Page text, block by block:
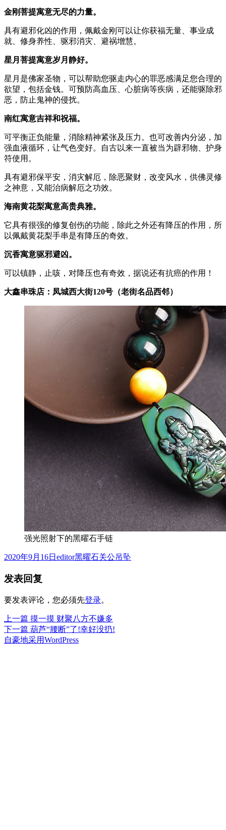
金刚菩提寓意无尽的力量。
具有避邪化凶的作用，佩戴金刚可以让你获福无量、事业成
就、修身养性、驱邪消灾、避祸增慧。
星月菩提寓意岁月静好。
星月是佛家圣物，可以帮助您驱走内心的罪恶感满足您合理的
欲望，包括金钱。可预防高血压、心脏病等疾病，还能驱除邪
恶，防止鬼神的侵扰。
南红寓意吉祥和祝福。
可平衡正负能量，消除精神紧张及压力。也可改善内分泌，加
强血液循环，让气色变好。自古以来一直被当为辟邪物、护身
符使用。
具有避邪保平安，消灾解厄，除恶聚财，改变风水，供佛灵修
之神意，又能治病解厄之功效。
海南黄花梨寓意高贵典雅。
它具有很强的修复创伤的功能，除此之外还有降压的作用，所
以佩戴黄花梨手串是有降压的奇效。
沉香寓意驱邪避凶。
可以镇静，止咳，对降压也有奇效，据说还有抗癌的作用！
大鑫串珠店：凤城西大街120号（老街名品西邻）
强光照射下的黑曜石手链
发
于
2020年9月16日 作
editor分
黑曜石关公吊坠
发表回复
要发表评论，您必须先登录。
文
章
上一篇 上
篇
文
摸一摸 财聚八方不嫌多
下一篇 下
篇
葫芦“腰断”了!幸好没扔!
自豪地采用WordPress